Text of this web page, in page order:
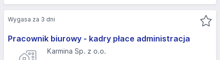
Pracownik biurowy - kadry płace administracja
Karmina Sp. z o.o.
Wygasa za 3 dni